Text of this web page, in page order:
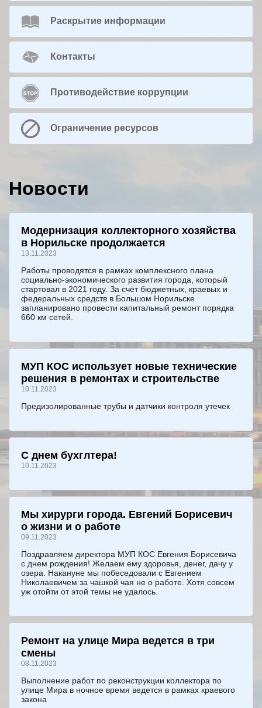
Раскрытие информации
Контакты
Противодействие коррупции
Ограничение ресурсов
Новости
Модернизация коллекторного хозяйства
в Норильске продолжается
13.11.2023
Работы проводятся в рамках комплексного плана
социально-экономического развития города, который
стартовал в 2021 году. За счёт бюджетных, краевых и
федеральных средств в Большом Норильске
запланировано провести капитальный ремонт порядка
660 км сетей.
МУП КОС использует новые технические
решения в ремонтах и строительстве
10.11.2023
Предизолированные трубы и датчики контроля утечек
С днем бухглтера!
10.11.2023
Мы хирурги города. Евгений Борисевич
о жизни и о работе
09.11.2023
Поздравляем директора МУП КОС Евгения Борисевича
с днем рождения! Желаем ему здоровья, денег, дачу у
озера. Накануне мы побеседовали с Евгением
Николаевичем за чашкой чая не о работе. Хотя совсем
уж отойти от этой темы не удалось.
Ремонт на улице Мира ведется в три
смены
08.11.2023
Выполнение работ по реконструкции коллектора по
улице Мира в ночное время ведется в рамках краевого
закона